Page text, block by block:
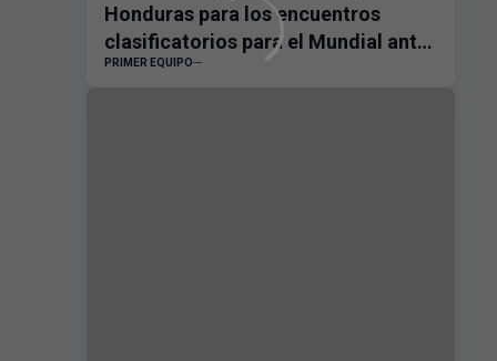
Honduras para los encuentros
clasificatorios para el Mundial ante
Nicaragua y Costa Rica
PRIMER EQUIPO